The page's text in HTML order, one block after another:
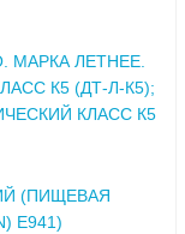
МАРКА ЛЕТНЕЕ.
К5 (ДТ-Л-К5);
КЛАСС К5
(ПИЩЕВАЯ
E941)